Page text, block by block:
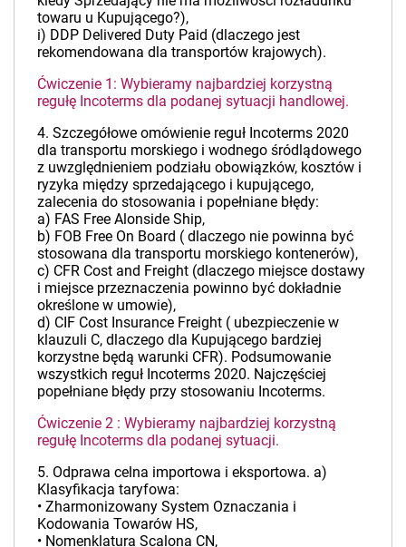
towaru u Kupującego?),
i) DDP Delivered Duty Paid (dlaczego jest
rekomendowana dla transportów krajowych).
Ćwiczenie 1: Wybieramy najbardziej korzystną
regułę Incoterms dla podanej sytuacji handlowej.
4. Szczegółowe omówienie reguł Incoterms 2020
dla transportu morskiego i wodnego śródlądowego
z uwzględnieniem podziału obowiązków, kosztów i
ryzyka między sprzedającego i kupującego,
zalecenia do stosowania i popełniane błędy:
a) FAS Free Alonside Ship,
b) FOB Free On Board ( dlaczego nie powinna być
stosowana dla transportu morskiego kontenerów),
c) CFR Cost and Freight (dlaczego miejsce dostawy
i miejsce przeznaczenia powinno być dokładnie
określone w umowie),
d) CIF Cost Insurance Freight ( ubezpieczenie w
klauzuli C, dlaczego dla Kupującego bardziej
korzystne będą warunki CFR). Podsumowanie
wszystkich reguł Incoterms 2020. Najczęściej
popełniane błędy przy stosowaniu Incoterms.
Ćwiczenie 2 : Wybieramy najbardziej korzystną
regułę Incoterms dla podanej sytuacji.
5. Odprawa celna importowa i eksportowa. a)
Klasyfikacja taryfowa:
• Zharmonizowany System Oznaczania i
Kodowania Towarów HS,
• Nomenklatura Scalona CN,